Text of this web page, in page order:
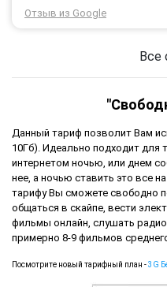
Через 3 роки після
тоді рішення придбати
Отзыв из Google
Все
Данный тариф позволит Вам
10Гб). Идеально подходит для
интернетом ночью, или днем
нее, а ночью ставить это все
тарифу Вы сможете свободно
общаться в скайпе, вести
фильмы онлайн, слушать
примерно 8-9 фильмов
Посмотрите новый тарифный план -3G